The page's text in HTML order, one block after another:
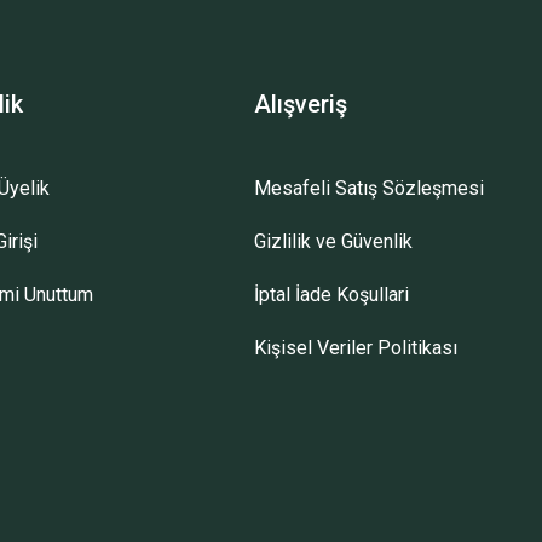
Unuttum
Alışveriş
Mesafeli Satış Sözleşmesi
Gizlilik ve Güvenlik
İptal İade Koşullari
Kişisel Veriler Politikası